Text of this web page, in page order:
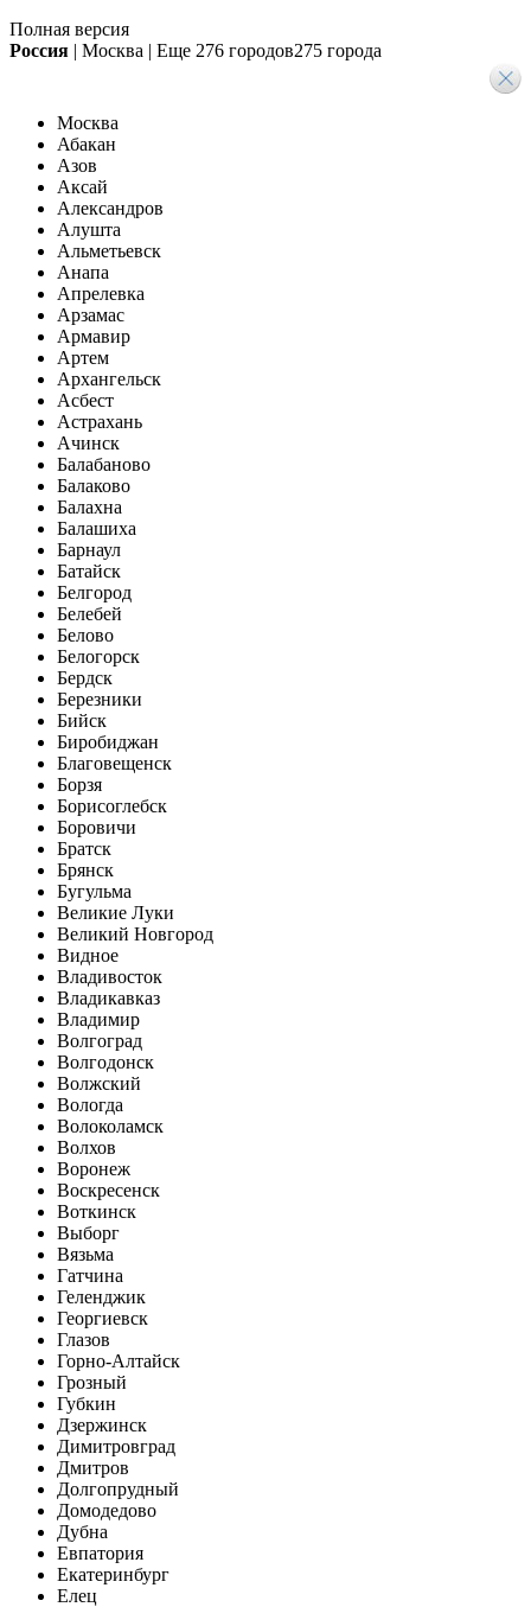
Полная версия
Россия | Москва | Еще 276 городов275 города
Москва
Абакан
Азов
Аксай
Александров
Алушта
Альметьевск
Анапа
Апрелевка
Арзамас
Армавир
Артем
Архангельск
Асбест
Астрахань
Ачинск
Балабаново
Балаково
Балахна
Балашиха
Барнаул
Батайск
Белгород
Белебей
Белово
Белогорск
Бердск
Березники
Бийск
Биробиджан
Благовещенск
Борзя
Борисоглебск
Боровичи
Братск
Брянск
Бугульма
Великие Луки
Великий Новгород
Видное
Владивосток
Владикавказ
Владимир
Волгоград
Волгодонск
Волжский
Вологда
Волоколамск
Волхов
Воронеж
Воскресенск
Воткинск
Выборг
Вязьма
Гатчина
Геленджик
Георгиевск
Глазов
Горно-Алтайск
Грозный
Губкин
Дзержинск
Димитровград
Дмитров
Долгопрудный
Домодедово
Дубна
Евпатория
Екатеринбург
Елец